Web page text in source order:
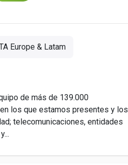
Europe & Latam
de más de 139.000
los que estamos presentes y los
telecomunicaciones, entidades